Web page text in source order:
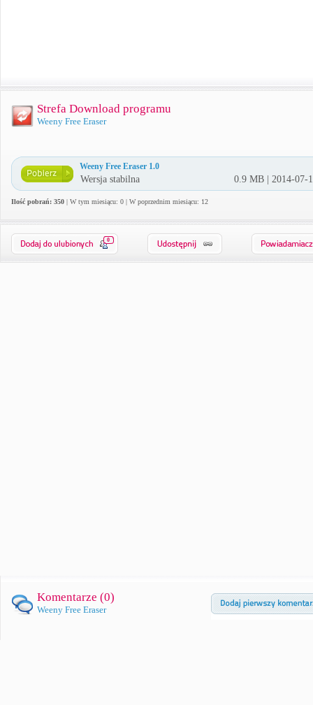
Strefa Download programu
Weeny Free Eraser
Weeny Free Eraser 1.0
Wersja stabilna 0.9 MB | 2014-07-
Ilość pobrań: 350 | W tym miesiącu: 0 | W poprzednim miesiącu: 12
0
Komentarze (0)
Weeny Free Eraser